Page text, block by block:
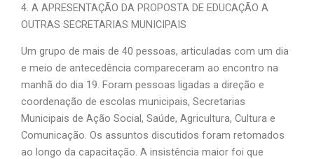
4. A APRESENTAÇÃO DA PROPOSTA DE EDUCAÇÃO A
OUTRAS SECRETARIAS MUNICIPAIS
Um grupo de mais de 40 pessoas, articuladas com um dia
e meio de antecedência compareceram ao encontro na
manhã do dia 19. Foram pessoas ligadas a direção e
coordenação de escolas municipais, Secretarias
Municipais de Ação Social, Saúde, Agricultura, Cultura e
Comunicação. Os assuntos discutidos foram retomados
ao longo da capacitação. A insistência maior foi que